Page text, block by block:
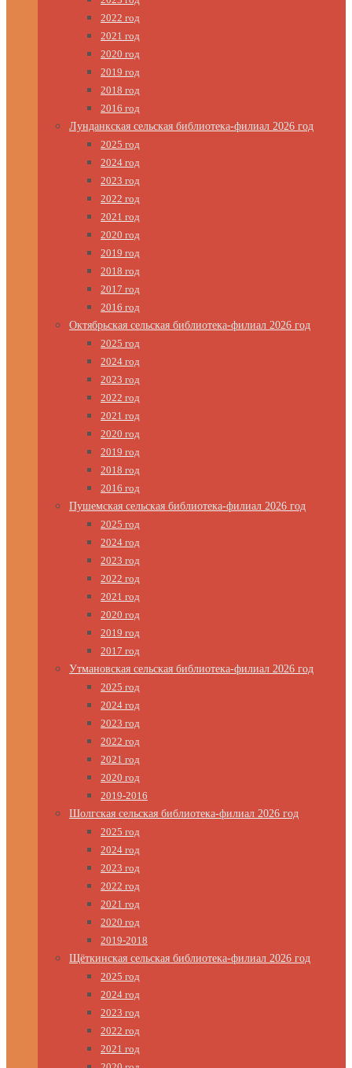
2022 год
2021 год
2020 год
2019 год
2018 год
2016 год
Лунданкская сельская библиотека-филиал 2026 год
2025 год
2024 год
2023 год
2022 год
2021 год
2020 год
2019 год
2018 год
2017 год
2016 год
Октябрьская сельская библиотека-филиал 2026 год
2025 год
2024 год
2023 год
2022 год
2021 год
2020 год
2019 год
2018 год
2016 год
Пушемская сельская библиотека-филиал 2026 год
2025 год
2024 год
2023 год
2022 год
2021 год
2020 год
2019 год
2017 год
Утмановская сельская библиотека-филиал 2026 год
2025 год
2024 год
2023 год
2022 год
2021 год
2020 год
2019-2016
Шолгская сельская библиотека-филиал 2026 год
2025 год
2024 год
2023 год
2022 год
2021 год
2020 год
2019-2018
Щёткинская сельская библиотека-филиал 2026 год
2025 год
2024 год
2023 год
2022 год
2021 год